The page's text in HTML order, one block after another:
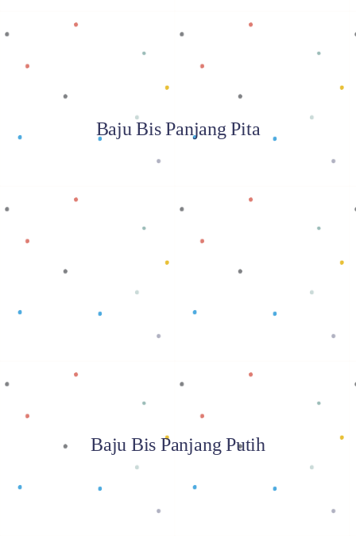
Baju Bis Panjang Pita
Baca selengkapnya
Baju Bis Panjang Putih